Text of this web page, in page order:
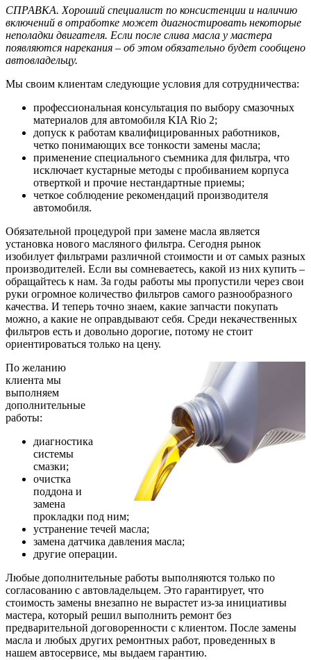
СПРАВКА. Хороший специалист по консистенции и наличию
включений в отработке может диагностировать некоторые
неполадки двигателя. Если после слива масла у мастера
появляются нарекания – об этом обязательно будет сообщено
автовладельцу.
Мы своим клиентам следующие условия для сотрудничества:
профессиональная консультация по выбору смазочных
материалов для автомобиля KIA Rio 2;
допуск к работам квалифицированных работников,
четко понимающих все тонкости замены масла;
применение специального съемника для фильтра, что
исключает кустарные методы с пробиванием корпуса
отверткой и прочие нестандартные приемы;
четкое соблюдение рекомендаций производителя
автомобиля.
Обязательной процедурой при замене масла является
установка нового масляного фильтра. Сегодня рынок
изобилует фильтрами различной стоимости и от самых разных
производителей. Если вы сомневаетесь, какой из них купить –
обращайтесь к нам. За годы работы мы пропустили через свои
руки огромное количество фильтров самого разнообразного
качества. И теперь точно знаем, какие запчасти покупать
можно, а какие не оправдывают себя. Среди некачественных
фильтров есть и довольно дорогие, потому не стоит
ориентироваться только на цену.
По желанию
клиента мы
выполняем
дополнительные
работы:
диагностика
системы
смазки;
очистка
поддона и
замена
прокладки под ним;
устранение течей масла;
замена датчика давления масла;
другие операции.
Любые дополнительные работы выполняются только по
согласованию с автовладельцем. Это гарантирует, что
стоимость замены внезапно не вырастет из-за инициативы
мастера, который решил выполнить ремонт без
предварительной договоренности с клиентом. После замены
масла и любых других ремонтных работ, проведенных в
нашем автосервисе, мы выдаем гарантию.